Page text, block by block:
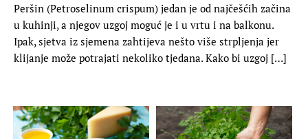
Peršin (Petroselinum crispum) jedan je od najčešćih začina
u kuhinji, a njegov uzgoj moguć je i u vrtu i na balkonu.
Ipak, sjetva iz sjemena zahtijeva nešto više strpljenja jer
klijanje može potrajati nekoliko tjedana. Kako bi uzgoj […]